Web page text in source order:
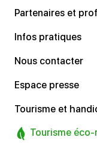
Partenaires et
Infos pratiques
Nous contacter
Espace presse
Tourisme et
Tourisme